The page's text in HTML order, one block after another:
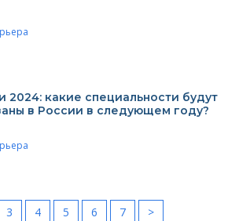
2024: какие специальности будут
в России в следующем году?
3 4 5 6 7 >